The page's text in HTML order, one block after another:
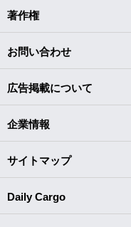
著作権
お問い合わせ
広告掲載について
企業情報
サイトマップ
Daily Cargo